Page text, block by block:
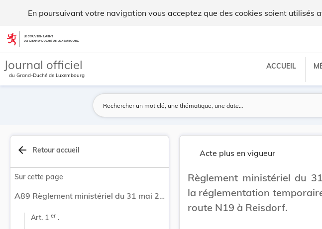
En poursuivant votre navigation vous acceptez que des cookies soient utilisés
Aller au contenu
Journal officiel
du Grand-Duché de Luxembourg
ACCUEIL
arrow_back Retour accueil
Sur cette page
A89 Règlement ministériel du 31 mai 2007 concernant la réglementation temporaire de la circulation sur la route N19 à Reisdorf.
Art. 1 er .
Acte plus en vigueur
Règlement ministériel du
la réglementation
route N19 à Reisdorf.